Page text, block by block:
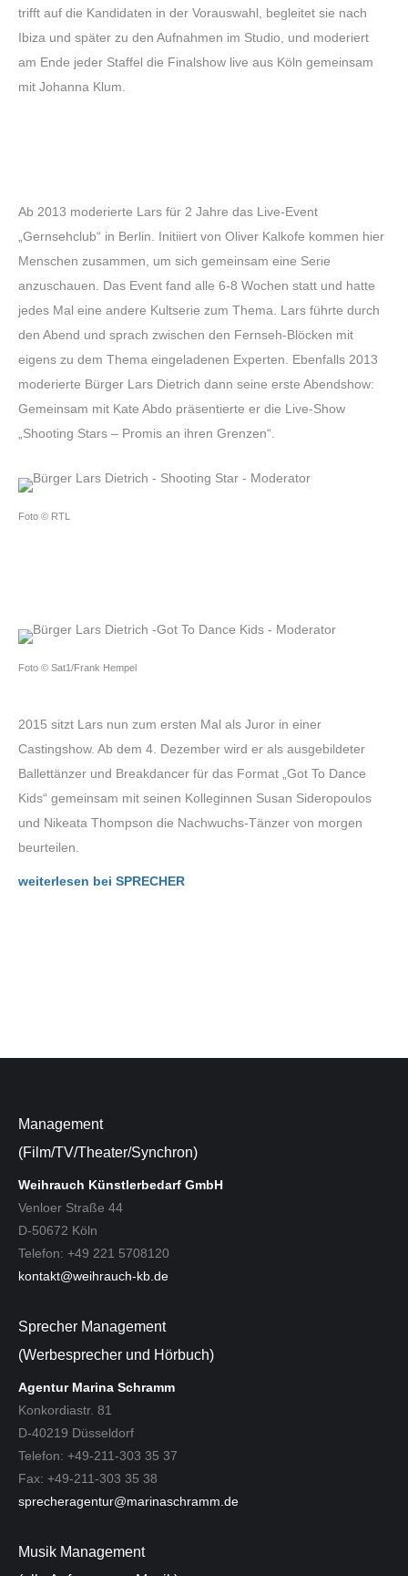
trifft auf die Kandidaten in der Vorauswahl, begleitet sie nach
Ibiza und später zu den Aufnahmen im Studio, und moderiert
am Ende jeder Staffel die Finalshow live aus Köln gemeinsam
mit Johanna Klum.
Ab 2013 moderierte Lars für 2 Jahre das Live-Event
„Gernsehclub“ in Berlin. Initiiert von Oliver Kalkofe kommen hier
Menschen zusammen, um sich gemeinsam eine Serie
anzuschauen. Das Event fand alle 6-8 Wochen statt und hatte
jedes Mal eine andere Kultserie zum Thema. Lars führte durch
den Abend und sprach zwischen den Fernseh-Blöcken mit
eigens zu dem Thema eingeladenen Experten. Ebenfalls 2013
moderierte Bürger Lars Dietrich dann seine erste Abendshow:
Gemeinsam mit Kate Abdo präsentierte er die Live-Show
„Shooting Stars – Promis an ihren Grenzen“.
Foto © RTL
Foto © Sat1/Frank Hempel
2015 sitzt Lars nun zum ersten Mal als Juror in einer
Castingshow. Ab dem 4. Dezember wird er als ausgebildeter
Ballettänzer und Breakdancer für das Format „Got To Dance
Kids“ gemeinsam mit seinen Kolleginnen Susan Sideropoulos
und Nikeata Thompson die Nachwuchs-Tänzer von morgen
beurteilen.
weiterlesen bei SPRECHER
Management
(Film/TV/Theater/Synchron)
Weihrauch Künstlerbedarf GmbH
Venloer Straße 44
D-50672 Köln
Telefon: +49 221 5708120
kontakt@weihrauch-kb.de
Sprecher Management
(Werbesprecher und Hörbuch)
Agentur Marina Schramm
Konkordiastr. 81
D-40219 Düsseldorf
Telefon: +49-211-303 35 37
Fax: +49-211-303 35 38
sprecheragentur@marinaschramm.de
Musik Management